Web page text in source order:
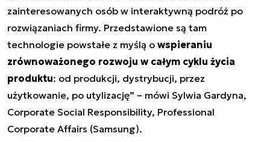
zainteresowanych osób w interaktywną podróż po
rozwiązaniach firmy. Przedstawione są tam
technologie powstałe z myślą o wspieraniu
zrównoważonego rozwoju w całym cyklu życia
produktu: od produkcji, dystrybucji, przez
użytkowanie, po utylizację” – mówi Sylwia Gardyna,
Corporate Social Responsibility, Professional
Corporate Affairs (Samsung).